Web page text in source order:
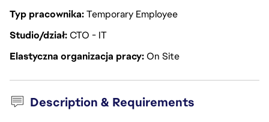
Typ pracownikaTemporary Employee
Studio/działCTO - IT
Elastyczna organizacja pracyOn Site
Description & Requirements